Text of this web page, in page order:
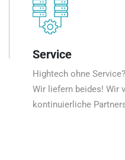
Service
Hightech ohne
Wir liefern beides! Wir
kontinuierliche